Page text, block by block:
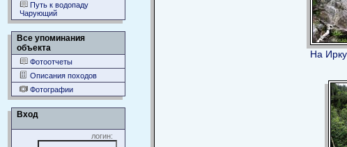
Путь к водопаду
Чарующий
Все упоминания
объекта
Фотоотчеты
Описания походов
Фотографии
Вход
логин:
На